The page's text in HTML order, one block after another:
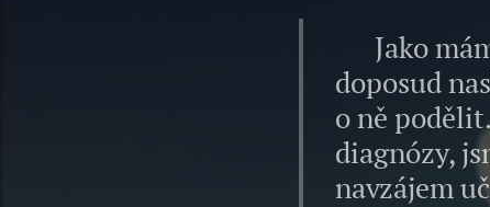
Jako
doposud
o ně
diagnózy,
navzájem